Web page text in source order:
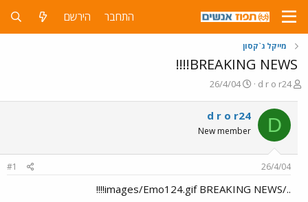
התחבר הירשם
מייקל ג`קסון
פ
ח
ה
ו
ש
d r o r24
פ
ס
ם
ת
י
26/4/04
D
d r o r24
New member
26/4/04
#1
../images/Emo124.gif BREAKING NEWS!!!!